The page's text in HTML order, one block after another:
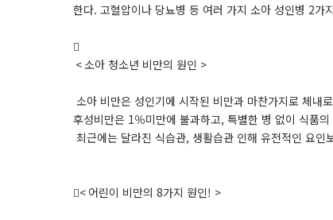
한다. 고혈압이나 당뇨병 등 여러 가지 소아 성인병 2가

< 소아 청소년 비만의 원인 >
소아 비만은 성인기에 시작된 비만과 마찬가지로 체내
후성비만은 1％미만에 불과하고, 특별한 병 없이 식품
최근에는 달라진 식습관, 생활습관 인해 유전적인 요
< 어린이 비만의 8가지 원인! >